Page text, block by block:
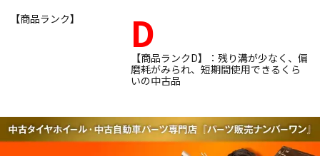
【商品ランク】
D
【商品ランクD】：残り溝が少なく、偏
磨耗がみられ、短期間使用できるくら
いの中古品